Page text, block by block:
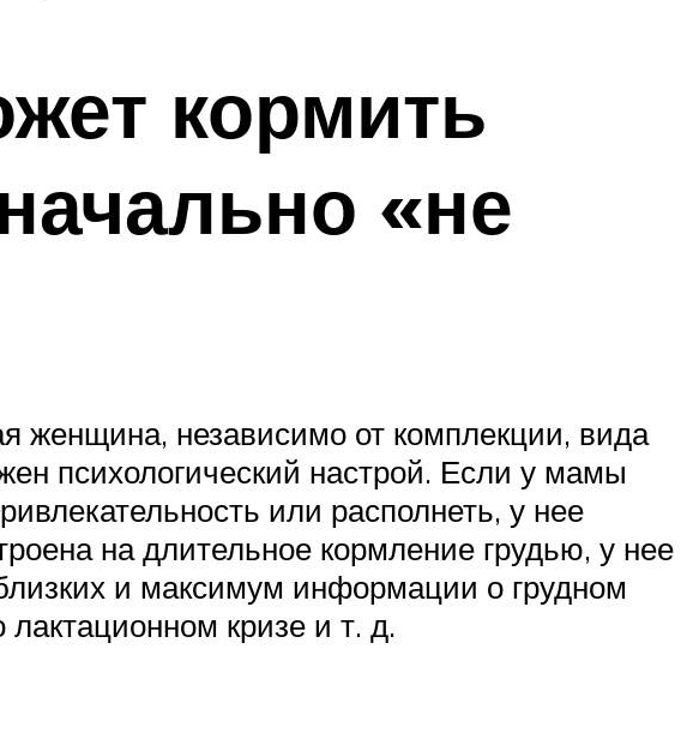
кормить
«не
женщина, независимо от комплекции, вида
психологический настрой. Если у мамы
или располнеть, у нее
на длительное кормление грудью, у нее
и максимум информации о грудном
кризе и т. д.